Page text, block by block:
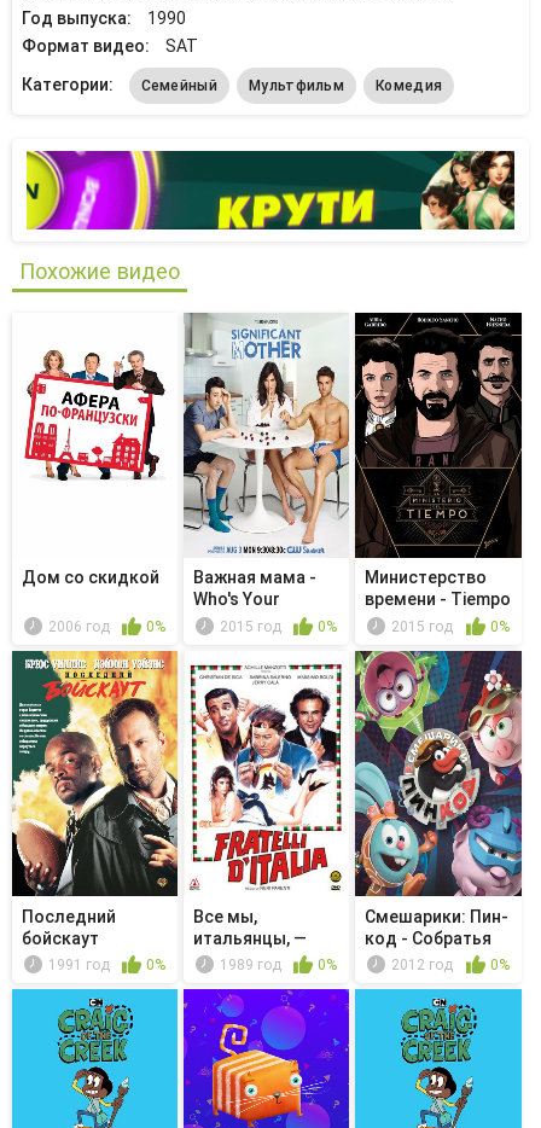
Год выпуска:
1990
Формат видео:
SAT
Категории:
Семейный Мультфильм Комедия
Похожие видео
Дом со скидкой
2006 год 0%
Важная мама -
Who's Your
Daddy?
2015 год 0%
Министерство
времени - Tiempo
de censura
2015 год 0%
Последний
бойскаут
1991 год 0%
Все мы,
итальянцы, —
братья1989 год 0%
Смешарики: Пин-
код - Собратья
по разу...
2012 год 0%